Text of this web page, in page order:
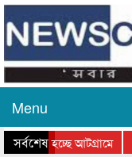
Menu
সর্বশেষহচ্ছে আটগ্রামে